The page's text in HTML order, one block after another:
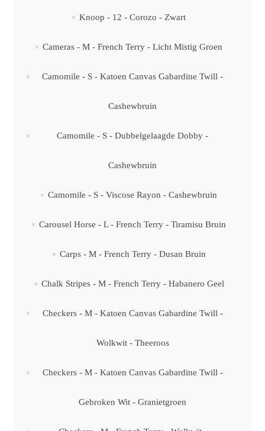
Knoop - 12 - Corozo - Zwart
Cameras - M - French Terry - Licht Mistig Groen
Camomile - S - Katoen Canvas Gabardine Twill -
Cashewbruin
Camomile - S - Dubbelgelaagde Dobby -
Cashewbruin
Camomile - S - Viscose Rayon - Cashewbruin
Carousel Horse - L - French Terry - Tiramisu Bruin
Carps - M - French Terry - Dusan Bruin
Chalk Stripes - M - French Terry - Habanero Geel
Checkers - M - Katoen Canvas Gabardine Twill -
Wolkwit - Theeroos
Checkers - M - Katoen Canvas Gabardine Twill -
Gebroken Wit - Granietgroen